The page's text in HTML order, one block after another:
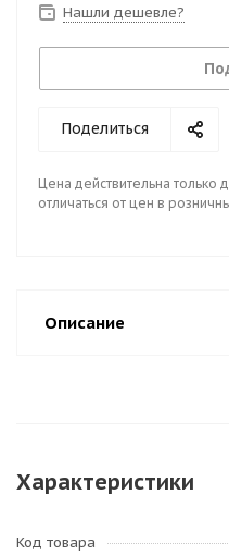
Нашли дешевле?
Поделиться
Цена действительна только
отличаться от цен в
Описание
Характеристики
Код товара